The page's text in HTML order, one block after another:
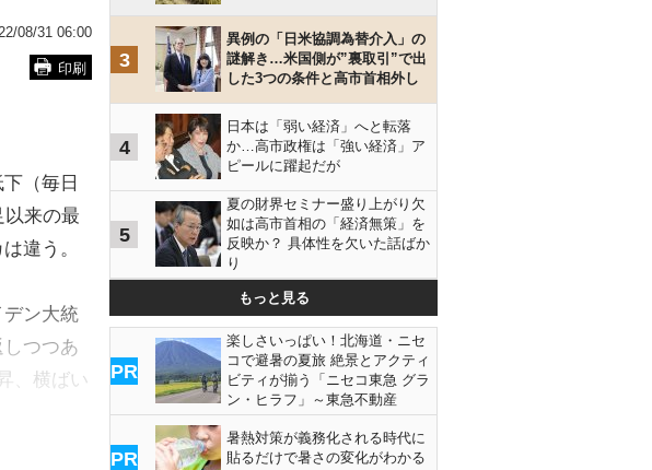
08/31 06:00
印刷
（毎日
以来の最
違う。
ン大統
つつあ
、横ばい
3
異例の「日米協調為替介入」の
謎解き…米国側が”裏取引”で出
した3つの条件と高市首相外し
4
日本は「弱い経済」へと転落
か…高市政権は「強い経済」ア
ピールに躍起だが
5
夏の財界セミナー盛り上がり欠
如は高市首相の「経済無策」を
反映か？ 具体性を欠いた話ばか
り
もっと見る
PR
楽しさいっぱい！北海道・ニセ
コで避暑の夏旅 絶景とアクティ
ビティが揃う「ニセコ東急 グラ
ン・ヒラフ」～東急不動産
PR
暑熱対策が義務化される時代に
貼るだけで暑さの変化がわかる